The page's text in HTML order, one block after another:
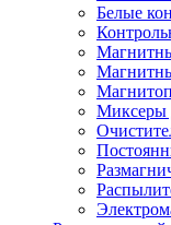
Белые
Миксеры